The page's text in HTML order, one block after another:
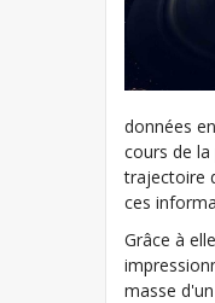
données
cours de
trajectoire
ces
Grâce à
masse